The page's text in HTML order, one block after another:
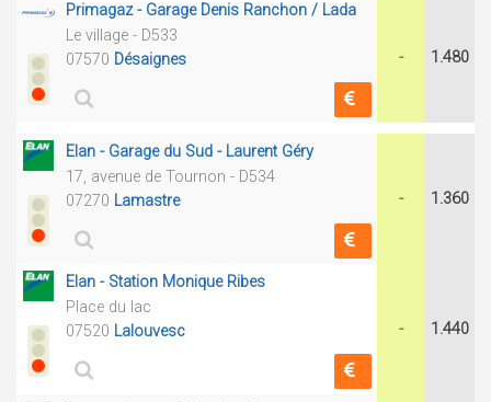
Primagaz - Garage Denis Ranchon / Lada
Le village - D533
07570 Désaignes - 1.480
Elan - Garage du Sud - Laurent Géry
17, avenue de Tournon - D534
07270 Lamastre - 1.360
Elan - Station Monique Ribes
Place du lac
07520 Lalouvesc - 1.440